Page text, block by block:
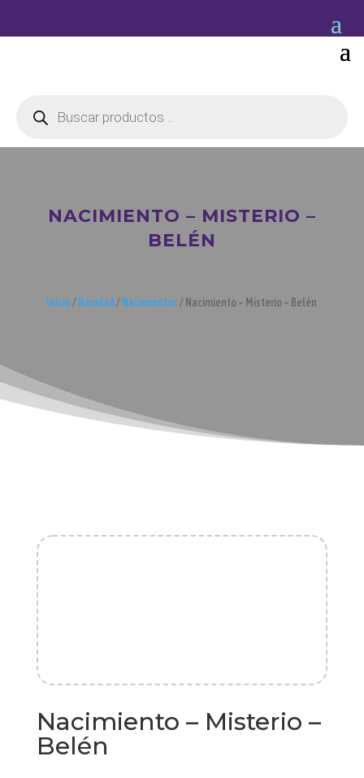
productos
NACIMIENTO – MISTERIO –
BELÉN
Inicio/ Navidad / Nacimientos / Nacimiento – Misterio – Belén
Nacimiento – Misterio –
Belén